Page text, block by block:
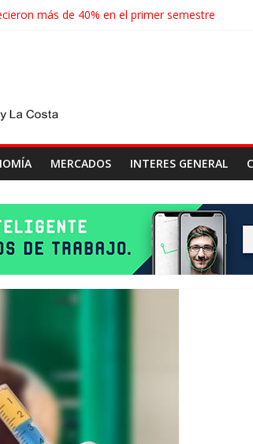
más de 40% en el primer semestre
para actualizar el mapa de la producción
un récord histórico en el primer semestre
millones de toneladas
MERCADOS INTERES GENERAL